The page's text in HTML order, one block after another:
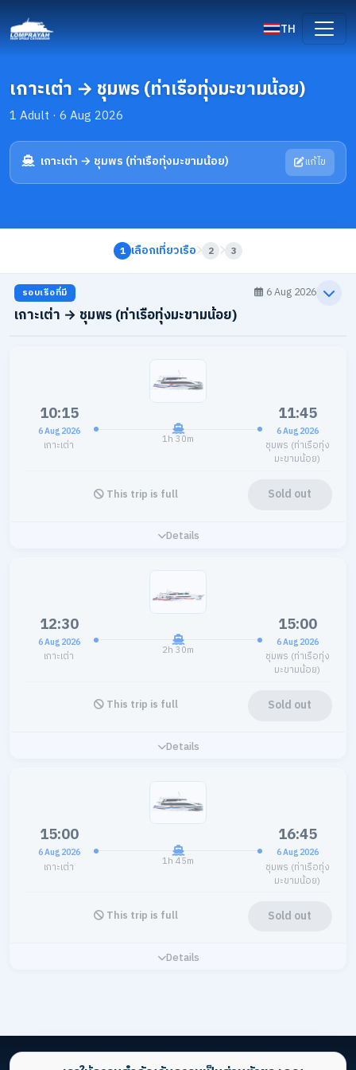
TH
เกาะเต่า → ชุมพร (ท่าเรือทุ่งมะขามน้อย)
1 Adult · 6 Aug 2026
เกาะเต่า → ชุมพร (ท่าเรือทุ่งมะขามน้อย) แก้ไข
1 เลือกเที่ยวเรือ 2 3
รอบเรือที่มี
เกาะเต่า → ชุมพร (ท่าเรือทุ่งมะขามน้อย)
6 Aug 2026
10:15
6 Aug 2026
เกาะเต่า 1h 30m
11:45
6 Aug 2026
ชุมพร (ท่าเรือทุ่ง
มะขามน้อย)
This trip is full Sold out
Details
12:30
6 Aug 2026
เกาะเต่า 2h 30m
15:00
6 Aug 2026
ชุมพร (ท่าเรือทุ่ง
มะขามน้อย)
This trip is full Sold out
Details
15:00
6 Aug 2026
เกาะเต่า 1h 45m
16:45
6 Aug 2026
ชุมพร (ท่าเรือทุ่ง
มะขามน้อย)
This trip is full Sold out
Details